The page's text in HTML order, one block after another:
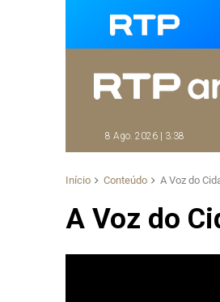
8 Ago. 2026 | 3:38
Início Conteúdo A Voz do
A Voz do